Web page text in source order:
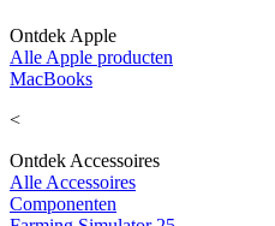
Ontdek Apple
Alle Apple producten
MacBooks
<
Ontdek Accessoires
Alle Accessoires
Componenten